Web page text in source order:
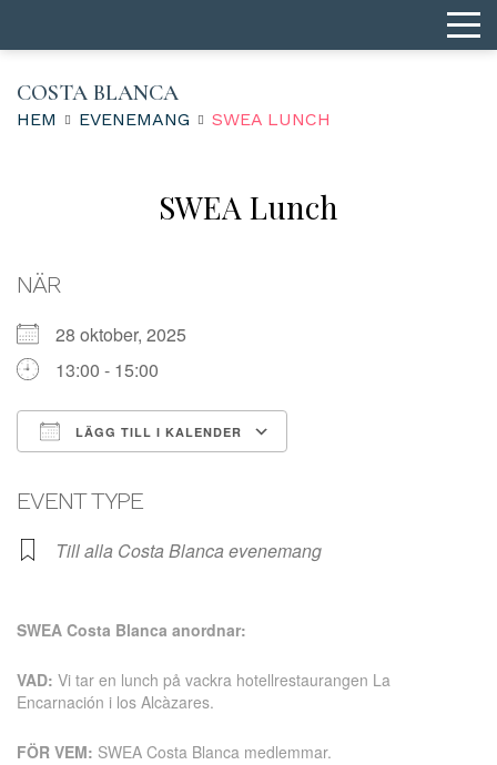
COSTA BLANCA
HEM EVENEMANG SWEA LUNCH
SWEA Lunch
NÄR
28 oktober, 2025
13:00 - 15:00
LÄGG TILL I KALENDER
EVENT TYPE
Till alla Costa Blanca evenemang
SWEA Costa Blanca anordnar:
VAD: Vi tar en lunch på vackra hotellrestaurangen La
Encarnación i los Alcàzares.
FÖR VEM: SWEA Costa Blanca medlemmar.